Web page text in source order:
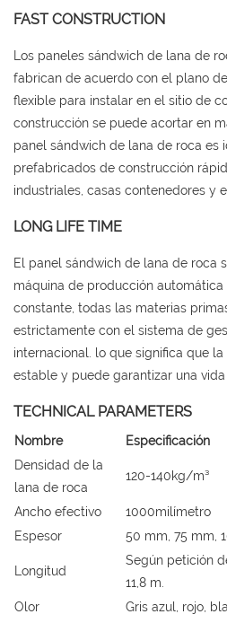
FAST CONSTRUCTION
Los paneles sándwich de lana de
fabrican de acuerdo con el plano
flexible para instalar en el sitio de
construcción se puede acortar en
panel sándwich de lana de roca es
prefabricados de construcción
industriales, casas contenedores y
LONG LIFE TIME
El panel sándwich de lana de roca
máquina de producción
constante, todas las materias
estrictamente con el sistema de
internacional. lo que significa que
estable y puede garantizar una vida
TECHNICAL PARAMETERS
Nombre
Especificación
Densidad de la
lana de roca
120-140kg/m³
Ancho efectivo
1000milímetro
Espesor
50 mm, 75 mm,
Longitud
Según petición
11,8 m.
Olor
Gris azul, rojo,